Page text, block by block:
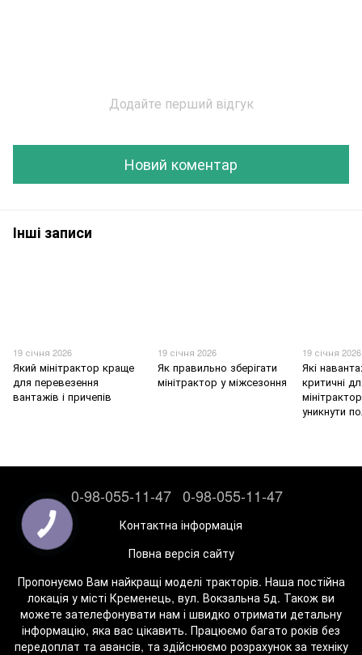
Додайте перший відгук
Новий коментар
Інші записи
19 січня 2026
Який мінітрактор краще
для перевезення
вантажів і причепів
19 січня 2026
Як правильно зберігати
мінітрактор у міжсезоння
19 січня 2026
Які
критичні
уникнути
0-98-055-11-47 0-98-055-11-47
Контактна інформація
Повна версія сайту
Пропонуємо Вам найкращі моделі тракторів. Наша постійна
локація у місті Кременець, вул. Вокзальна 5д. Також ви
можете зателефонувати нам і швидко отримати детальну
інформацію, яка вас цікавить. Працюємо багато років без
передоплат та авансів, та здійснюємо розрахунок за техніку